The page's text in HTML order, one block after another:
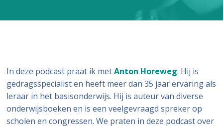
In deze podcast praat ik metAnton Horeweg. Hij is
gedragsspecialist en heeft meer dan 35 jaar ervaring als
leraar in het basisonderwijs. Hij is auteur van diverse
onderwijsboeken en is een veelgevraagd spreker op
scholen en congressen. We praten in deze podcast over